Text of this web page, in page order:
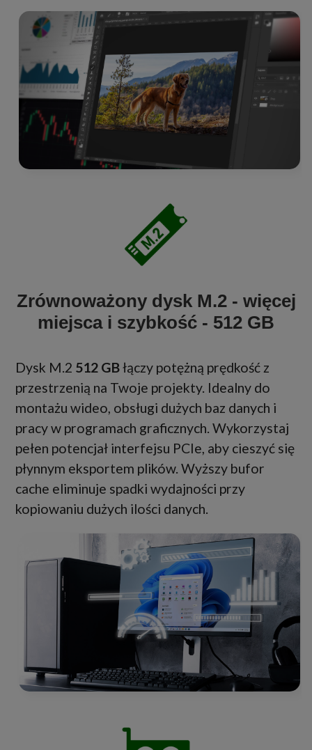
Zrównoważony dysk M.2 - więcej
miejsca i szybkość - 512 GB
Dysk M.2 512 GBłączy potężną prędkość z
przestrzenią na Twoje projekty. Idealny do
montażu wideo, obsługi dużych baz danych i
pracy w programach graficznych. Wykorzystaj
pełen potencjał interfejsu PCIe, aby cieszyć się
płynnym eksportem plików. Wyższy bufor
cache eliminuje spadki wydajności przy
kopiowaniu dużych ilości danych.